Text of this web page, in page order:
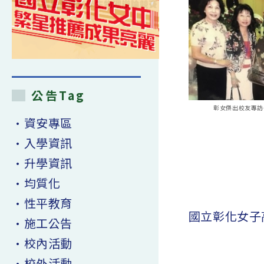
彰女傑出校友專
國立彰化女
公告Tag
•資安專區
•入學資訊
•升學資訊
•均質化
•性平教育
•施工公告
•校內活動